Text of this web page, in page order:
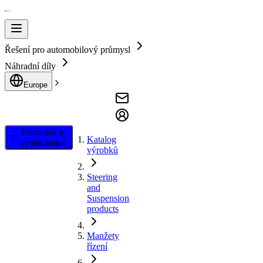
Řešení pro automobilový průmysl
Náhradní díly
Europe
Filtrování a
vyhledávání
Katalog
výrobků
Steering
and
Suspension
products
Manžety
řízení